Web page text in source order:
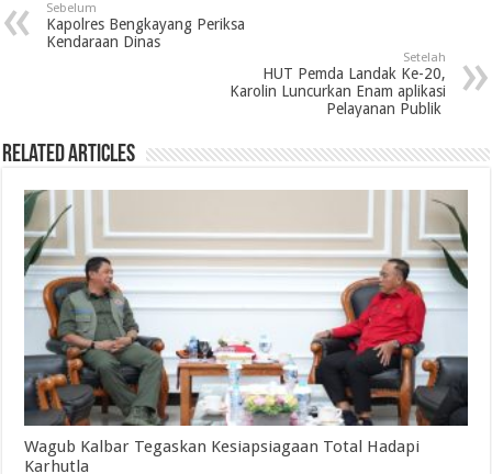
Sebelum
Kapolres Bengkayang Periksa
Kendaraan Dinas
Setelah
HUT Pemda Landak Ke-20,
Karolin Luncurkan Enam aplikasi
Pelayanan Publik
Related Articles
Wagub Kalbar Tegaskan Kesiapsiagaan Total Hadapi
Karhutla